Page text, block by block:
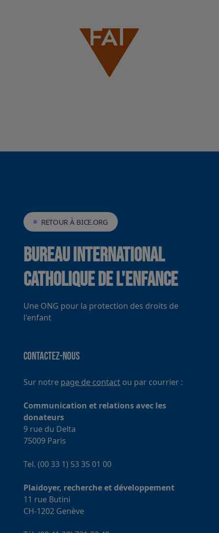
RETOUR À BICE.ORG
Bureau International
Catholique de l'Enfance
Une ONG pour la protection des droits de
l'enfant
Contactez-nous
Sur notre page de contact ou par courrier :
Communication et relations avec les
donateurs
9 rue du Delta
75009 Paris
Tel. (00 33 1) 53 35 01 00
Plaidoyer, recherche et développement
11 rue Butini
CH-1202 Genève